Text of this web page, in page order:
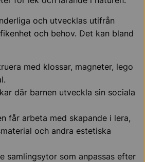
och utvecklas utifrån
och behov. Det kan bland
med klossar, magneter, lego
där barnen utveckla sin sociala
får arbeta med skapande i lera,
och andra estetiska
samlingsytor som anpassas efter